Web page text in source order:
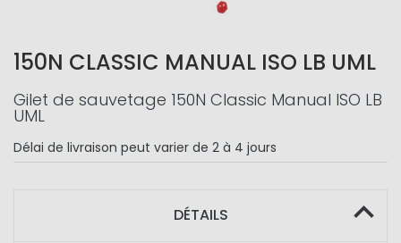
150N CLASSIC MANUAL ISO LB UML
Gilet de sauvetage 150N Classic Manual ISO LB
UML
Délai de livraison peut varier de 2 à 4 jours
DÉTAILS